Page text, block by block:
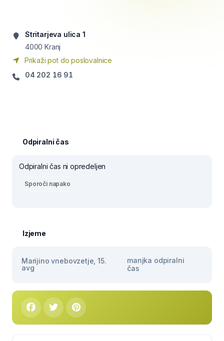
Stritarjeva ulica 1
4000 Kranj
Prikaži pot do poslovalnice
04 202 16 91
Odpiralni čas
Odpiralni čas ni opredeljen
Sporoči napako
Izjeme
Marijino vnebovzetje, 15.
avg
manjka odpiralni
čas